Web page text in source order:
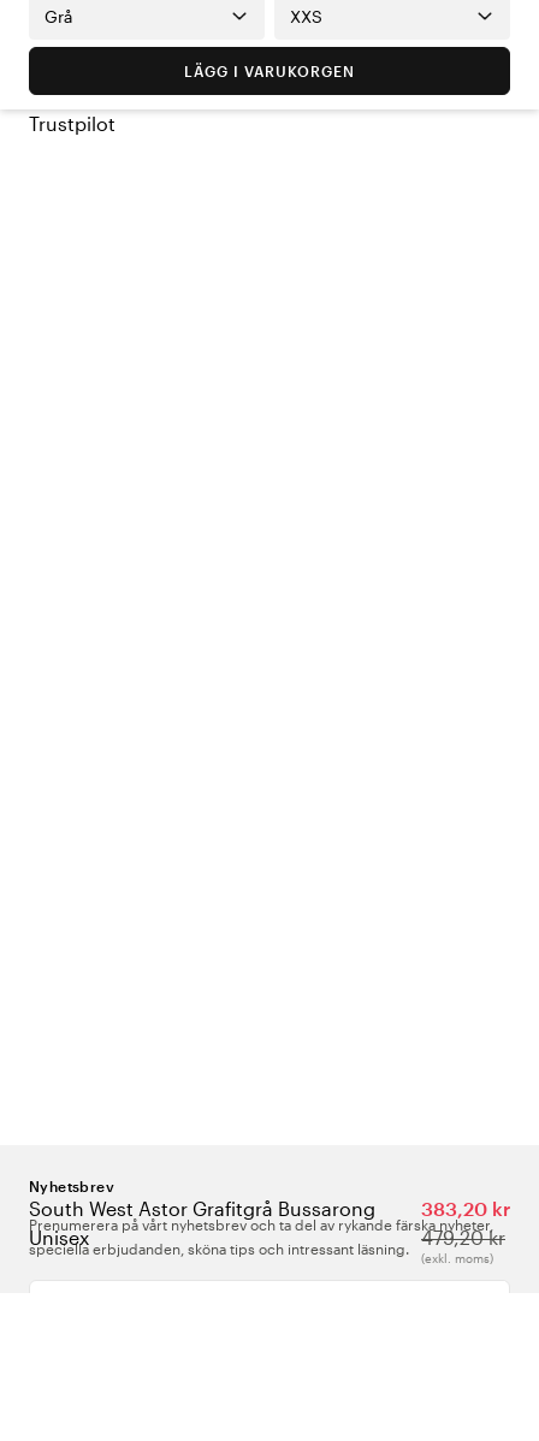
South West Astor Grafitgrå Bussarong
Unisex
383,20 kr
479,20 kr
(exkl. moms)
Grå XXS
LÄGG I VARUKORGEN
Trustpilot
Nyhetsbrev
Prenumerera på vårt nyhetsbrev och ta del av rykande färska nyheter,
speciella erbjudanden, sköna tips och intressant läsning.
Ange din e-postadress